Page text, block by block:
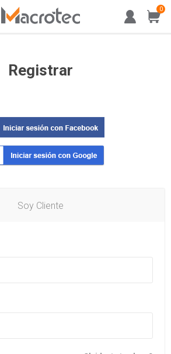
0
Registrar
Soy Cliente